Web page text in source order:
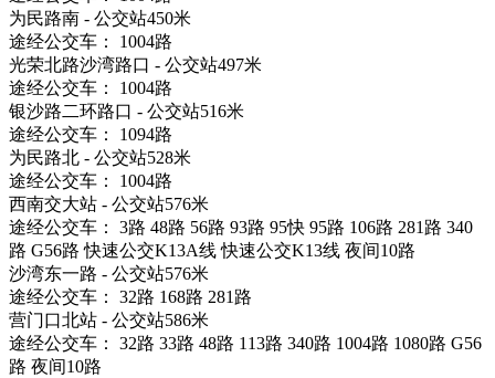
为民路南 - 公交站450米
途经公交车： 1004路
光荣北路沙湾路口 - 公交站497米
途经公交车： 1004路
银沙路二环路口 - 公交站516米
途经公交车： 1094路
为民路北 - 公交站528米
途经公交车： 1004路
西南交大站 - 公交站576米
途经公交车： 3路 48路 56路 93路 95快 95路 106路 281路 340
路 G56路 快速公交K13A线 快速公交K13线 夜间10路
沙湾东一路 - 公交站576米
途经公交车： 32路 168路 281路
营门口北站 - 公交站586米
途经公交车： 32路 33路 48路 113路 340路 1004路 1080路 G56
路 夜间10路